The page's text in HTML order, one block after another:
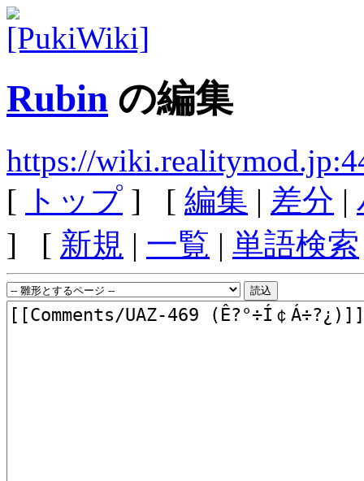
Rubin の編集
https://
[ トップ ] [ 編集 | 差分 |
] [ 新規 | 一覧 | 単語検索